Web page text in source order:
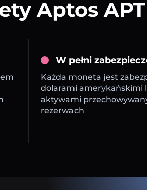
Aptos
W pełni
Każda moneta jest
dolarami amerykańskimi
aktywami
rezerwach